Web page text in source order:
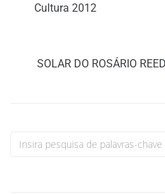
Cultura 2012
SOLAR DO ROSÁRIO